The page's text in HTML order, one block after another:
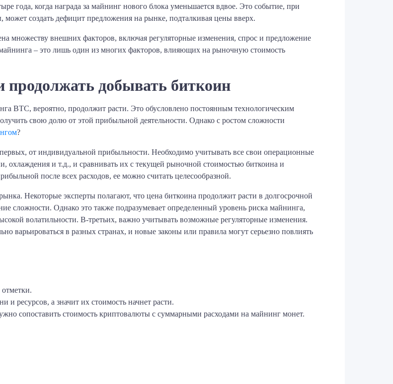
года, когда награда за майнинг нового блока уменьшается вдвое. Это событие, при
создать дефицит предложения на рынке, подталкивая цены вверх.
множеству внешних факторов, включая регуляторные изменения, спрос и предложение
– это лишь один из многих факторов, влияющих на рыночную стоимость
продолжать добывать биткоин
BTC, вероятно, продолжит расти. Это обусловлено постоянным технологическим
свою долю от этой прибыльной деятельности. Однако с ростом сложности
?
от индивидуальной прибыльности. Необходимо учитывать все свои операционные
охлаждения и т.д., и сравнивать их с текущей рыночной стоимостью биткоина и
после всех расходов, ее можно считать целесообразной.
Некоторые эксперты полагают, что цена биткоина продолжит расти в долгосрочной
сложности. Однако это также подразумевает определенный уровень риска майнинга,
волатильности. В-третьих, важно учитывать возможные регуляторные изменения.
варьироваться в разных странах, и новые законы или правила могут серьезно повлиять
ресурсов, а значит их стоимость начнет расти.
сопоставить стоимость криптовалюты с суммарными расходами на майнинг монет.